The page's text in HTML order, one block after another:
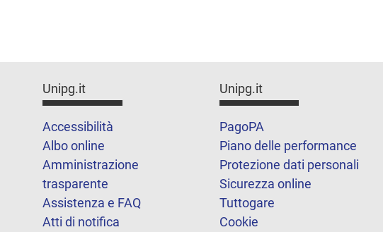
Unipg.it
Accessibilità
Albo online
Amministrazione
trasparente
Assistenza e FAQ
Atti di notifica
Unipg.it
PagoPA
Piano delle performance
Protezione dati personali
Sicurezza online
Tuttogare
Cookie